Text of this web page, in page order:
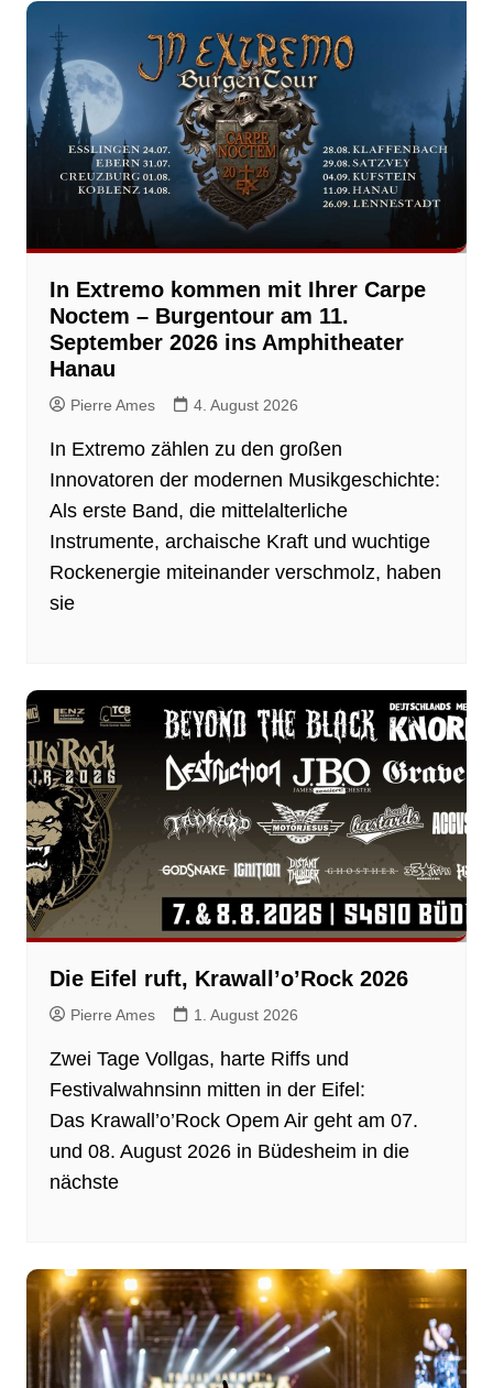
In Extremo kommen mit Ihrer Carpe
Noctem – Burgentour am 11.
September 2026 ins Amphitheater
Hanau
Pierre Ames 4. August 2026
In Extremo zählen zu den großen
Innovatoren der modernen Musikgeschichte:
Als erste Band, die mittelalterliche
Instrumente, archaische Kraft und wuchtige
Rockenergie miteinander verschmolz, haben
sie
Die Eifel ruft, Krawall’o’Rock 2026
Pierre Ames 1. August 2026
Zwei Tage Vollgas, harte Riffs und
Festivalwahnsinn mitten in der Eifel:
Das Krawall’o’Rock Opem Air geht am 07.
und 08. August 2026 in Büdesheim in die
nächste